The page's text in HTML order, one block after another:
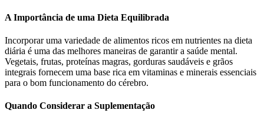
A Importância de uma Dieta Equilibrada
Incorporar uma variedade de alimentos ricos em nutrientes na dieta
diária é uma das melhores maneiras de garantir a saúde mental.
Vegetais, frutas, proteínas magras, gorduras saudáveis e grãos
integrais fornecem uma base rica em vitaminas e minerais essenciais
para o bom funcionamento do cérebro.
Quando Considerar a Suplementação